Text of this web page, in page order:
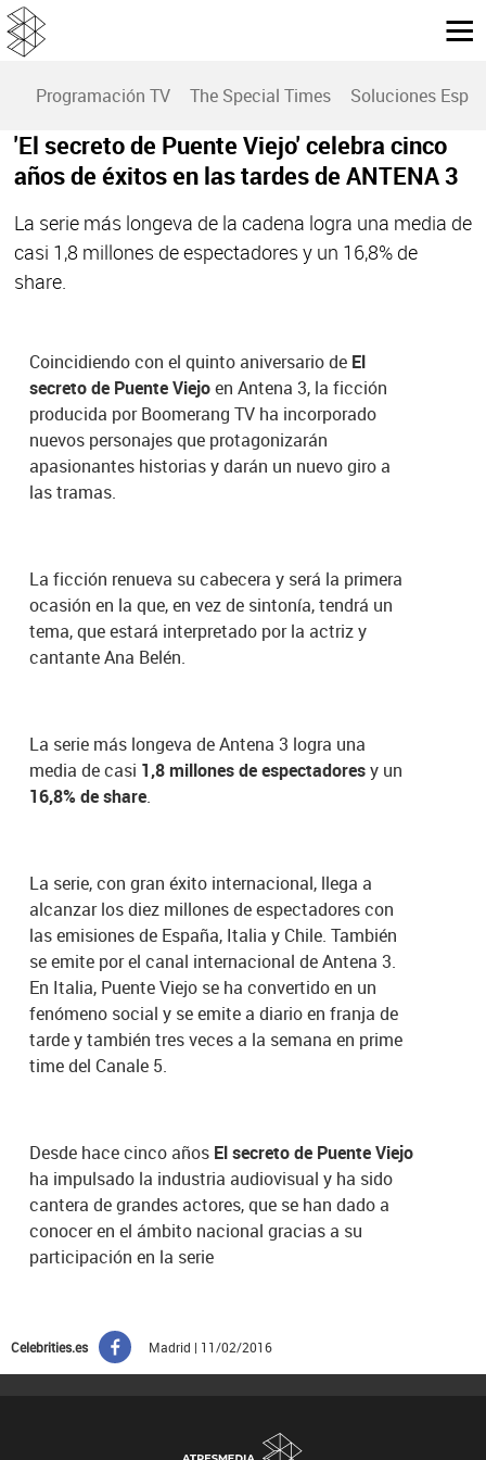
Programación TV The Special Times Soluciones
'El secreto de Puente Viejo' celebra cinco
años de éxitos en las tardes de ANTENA 3
La serie más longeva de la cadena logra una media de
casi 1,8 millones de espectadores y un 16,8% de
share.
Coincidiendo con el quinto aniversario de El
secreto de Puente Viejoen Antena 3, la ficción
producida por Boomerang TV ha incorporado
nuevos personajes que protagonizarán
apasionantes historias y darán un nuevo giro a
las tramas.
La ficción renueva su cabecera y será la primera
ocasión en la que, en vez de sintonía, tendrá un
tema, que estará interpretado por la actriz y
cantante Ana Belén.
La serie más longeva de Antena 3 logra una
media de casi 1,8 millones de espectadoresy un
16,8% de share.
La serie, con gran éxito internacional, llega a
alcanzar los diez millones de espectadores con
las emisiones de España, Italia y Chile. También
se emite por el canal internacional de Antena 3.
En Italia, Puente Viejo se ha convertido en un
fenómeno social y se emite a diario en franja de
tarde y también tres veces a la semana en prime
time del Canale 5.
Desde hace cinco años El secreto de Puente Viejo
ha impulsado la industria audiovisual y ha sido
cantera de grandes actores, que se han dado a
conocer en el ámbito nacional gracias a su
participación en la serie
Celebrities.es Madrid | 11/02/2016